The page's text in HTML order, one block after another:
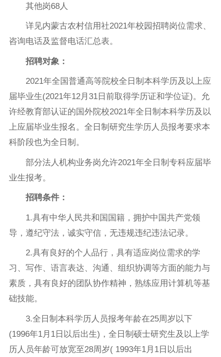
其他岗68人
详见内蒙古农村信用社2021年校园招聘岗位需求、
咨询电话及监督电话汇总表。
招聘对象：
2021年全国普通高等院校全日制本科学历及以上应
届毕业生(2021年12月31日前取得学历证和学位证)。允
许经教育部认证的国外院校2021年全日制本科学历及以
上应届毕业生报名。全日制研究生学历人员报考要求本
科阶段也为全日制。
部分法人机构业务岗允许2021年全日制专科应届毕
业生报考。
招聘条件：
1.具有中华人民共和国国籍，拥护中国共产党领
导，遵纪守法，诚实守信，无违规违纪违法记录。
2.具有良好的个人品行，具有适应岗位需求的学
习、写作、语言表达、沟通、组织协调等方面的能力与
素质，具有良好的团队协作精神，熟练应用计算机等基
础技能。
3.全日制本科学历人员报考年龄在25周岁以下
(1996年1月1日以后出生)，全日制硕士研究生及以上学
历人员年龄可放宽至28周岁( 1993年1月1日以后出